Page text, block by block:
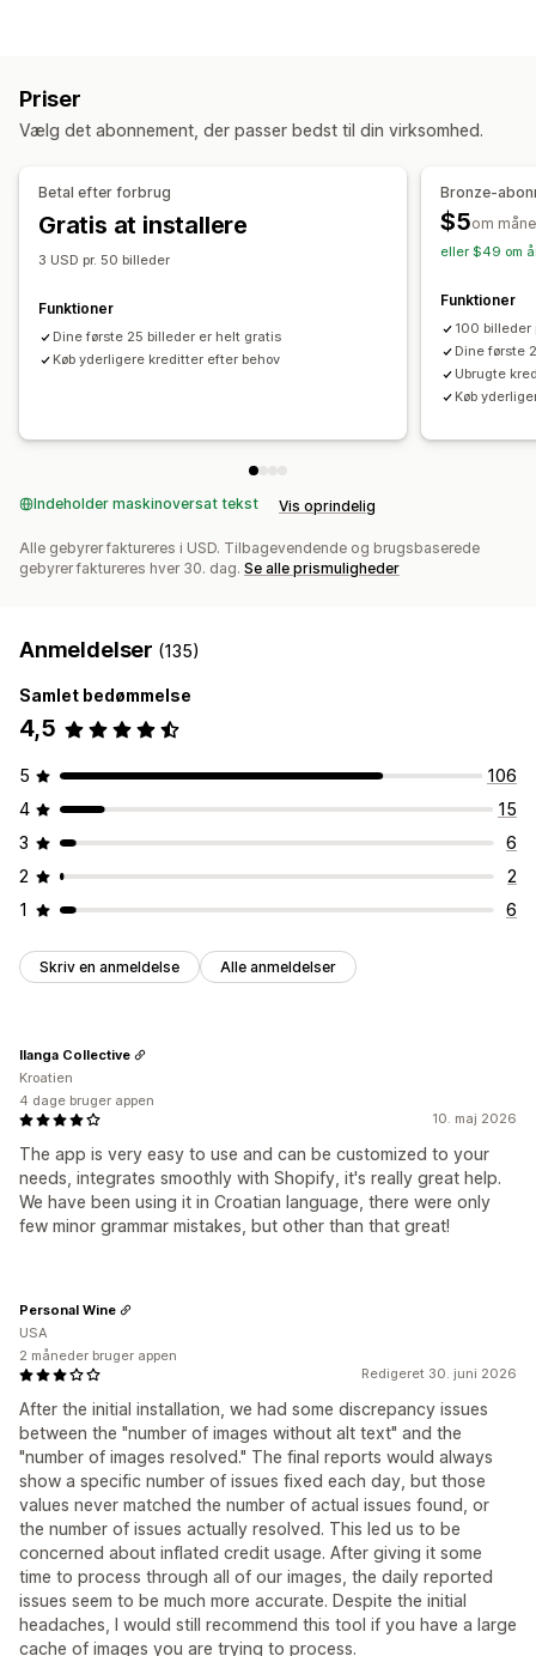
Optimering af indhold
SEO-score
Revisioner
Rangeringssporing
Websitetrafik
Priser
Vælg det abonnement, der passer bedst til din virksomhed.
Betal efter forbrug
Gratis at installere
3 USD pr. 50 billeder
Funktioner
Dine første 25 billeder er helt gratis
Køb yderligere kreditter efter behov
Bronze-
$5om
eller $49 om
Funktioner
100 billeder
Dine første
Ubrugte
Køb
Indeholder maskinoversat tekst Vis oprindelig
Alle gebyrer faktureres i USD. Tilbagevendende og brugsbaserede
gebyrer faktureres hver 30. dag. Se alle prismuligheder
Anmeldelser (135)
Samlet bedømmelse
4,5
5
106
4
15
3
6
2
2
1
6
Skriv en anmeldelse Alle anmeldelser
10. maj 2026
The app is very easy to use and can be customized to your
needs, integrates smoothly with Shopify, it's really great help.
We have been using it in Croatian language, there were only
few minor grammar mistakes, but other than that great!
Ilanga Collective
Kroatien
4 dage bruger appen
Redigeret 30. juni 2026
After the initial installation, we had some discrepancy issues
between the "number of images without alt text" and the
"number of images resolved." The final reports would always
show a specific number of issues fixed each day, but those
values never matched the number of actual issues found, or
the number of issues actually resolved. This led us to be
concerned about inflated credit usage. After giving it some
time to process through all of our images, the daily reported
issues seem to be much more accurate. Despite the initial
headaches, I would still recommend this tool if you have a large
cache of images you are trying to process.
Personal Wine
USA
2 måneder bruger appen